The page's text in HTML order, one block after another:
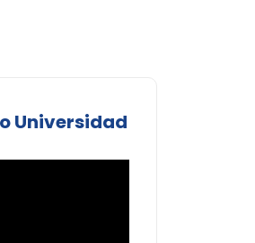
Universidad